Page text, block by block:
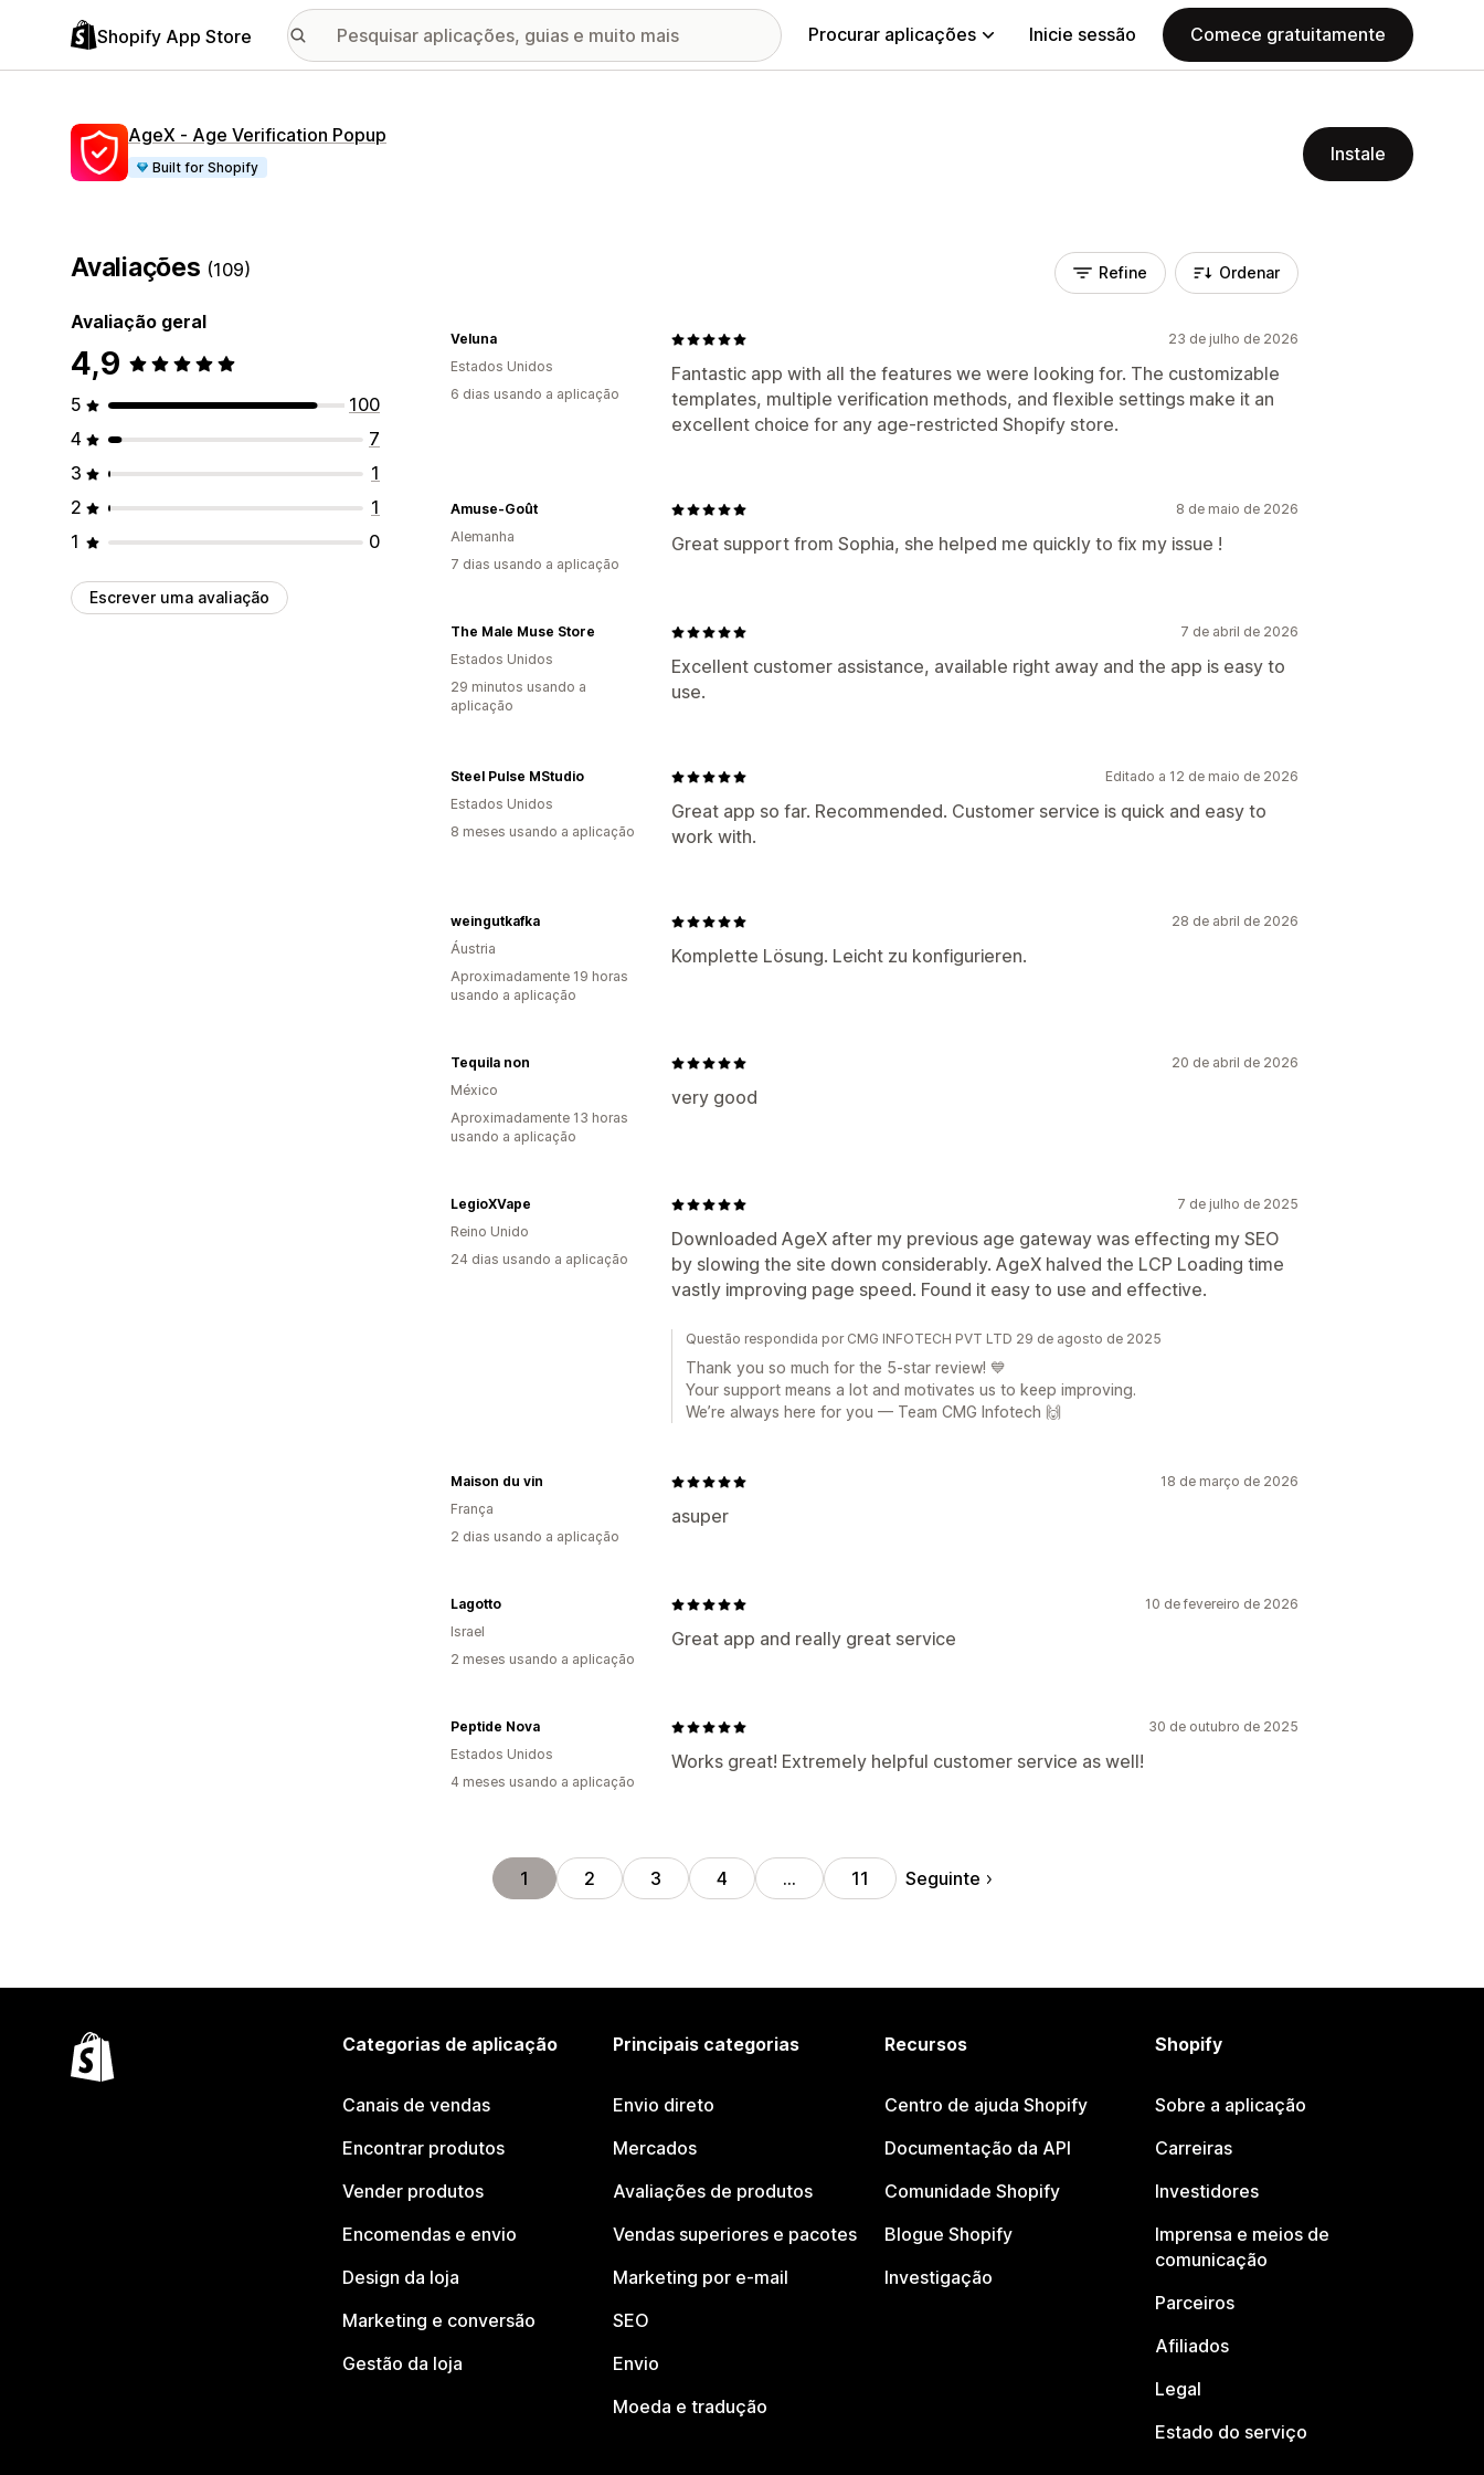
Shopify App Store Procurar aplicações Inicie sessão Comece gratuitamente
AgeX ‑ Age Verification Popup
Built for Shopify
Instale
Avaliações (109)
Avaliação geral
4,9
5
100
4
7
3
1
2
1
1
0
Escrever uma avaliação
Refine Ordenar
23 de julho de 2026
Fantastic app with all the features we were looking for. The customizable
templates, multiple verification methods, and flexible settings make it an
excellent choice for any age-restricted Shopify store.
Veluna
Estados Unidos
6 dias usando a aplicação
8 de maio de 2026
Great support from Sophia, she helped me quickly to fix my issue !
Amuse-Goût
Alemanha
7 dias usando a aplicação
7 de abril de 2026
Excellent customer assistance, available right away and the app is easy to
use.
The Male Muse Store
Estados Unidos
29 minutos usando a
aplicação
Editado a 12 de maio de 2026
Great app so far. Recommended. Customer service is quick and easy to
work with.
Steel Pulse MStudio
Estados Unidos
8 meses usando a aplicação
28 de abril de 2026
Komplette Lösung. Leicht zu konfigurieren.
weingutkafka
Áustria
Aproximadamente 19 horas
usando a aplicação
20 de abril de 2026
very good
Tequila non
México
Aproximadamente 13 horas
usando a aplicação
7 de julho de 2025
Downloaded AgeX after my previous age gateway was effecting my SEO
by slowing the site down considerably. AgeX halved the LCP Loading time
vastly improving page speed. Found it easy to use and effective.
LegioXVape
Reino Unido
24 dias usando a aplicação
Questão respondida por CMG INFOTECH PVT LTD 29 de agosto de 2025
Thank you so much for the 5-star review! 💙
Your support means a lot and motivates us to keep improving.
We’re always here for you — Team CMG Infotech 🙌
18 de março de 2026
asuper
Maison du vin
França
2 dias usando a aplicação
10 de fevereiro de 2026
Great app and really great service
Lagotto
Israel
2 meses usando a aplicação
30 de outubro de 2025
Works great! Extremely helpful customer service as well!
Peptide Nova
Estados Unidos
4 meses usando a aplicação
1 2 3 4 … 11 Seguinte
Categorias de aplicação
Canais de vendas
Encontrar produtos
Vender produtos
Encomendas e envio
Design da loja
Marketing e conversão
Gestão da loja
Principais categorias
Envio direto
Mercados
Avaliações de produtos
Vendas superiores e pacotes
Marketing por e-mail
SEO
Envio
Moeda e tradução
Recursos
Centro de ajuda Shopify
Documentação da API
Comunidade Shopify
Blogue Shopify
Investigação
Shopify
Sobre a aplicação
Carreiras
Investidores
Imprensa e meios de
comunicação
Parceiros
Afiliados
Legal
Estado do serviço